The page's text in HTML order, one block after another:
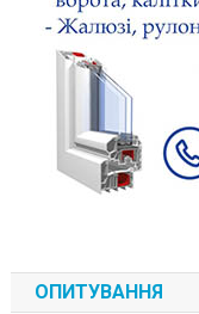
ОПИТУВАННЯ